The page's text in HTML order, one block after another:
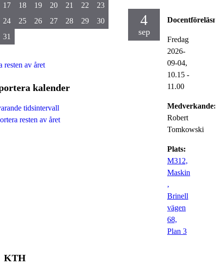
4
sep
Fredag
2026-
09-04,
10.15 -
11.00
Medverkande:
Robert
Tomkowski
Plats:
M312,
Maskin
,
Brinell
vägen
68,
Plan 3
17
18 19 20 21 22
23
24
25 26 27 28 29
30
31
resten av året
kalender
tidsintervall
resten av året
KTH